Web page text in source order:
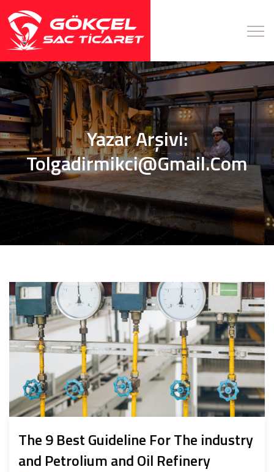
Yazar Arşivi:
Tolgadirmikci@gmail.com
The 9 Best Guideline For The industry
and Petrolium and Oil Refinery